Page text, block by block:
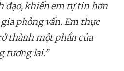
đạo, khiến em tự tin hơn
phỏng vấn. Em thực
thành một phần của
tương lai.”